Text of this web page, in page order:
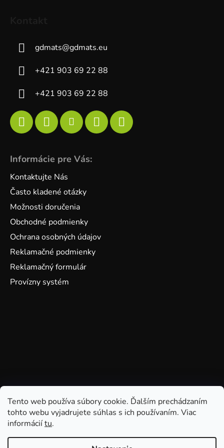
Tento web používa súbory cookie. Ďalším prechádzaním
tohto webu vyjadrujete súhlas s ich používaním. Viac
informáciítu.
gdmats@gdmats.eu
+421 903 69 22 88
+421 903 69 22 88
Informácie pre Vás:
Kontaktujte Nás
Často kladené otázky
Možnosti doručenia
Obchodné podmienky
Ochrana osobných údajov
Reklamačné podmienky
Reklamačný formulár
Provízny systém